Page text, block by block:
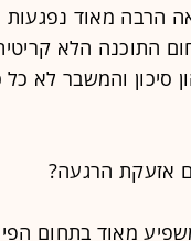
הרבה מאוד
התוכנה הלא
סיכון והמשבר לא
אזעקת הרגעה?
מאוד בתחום